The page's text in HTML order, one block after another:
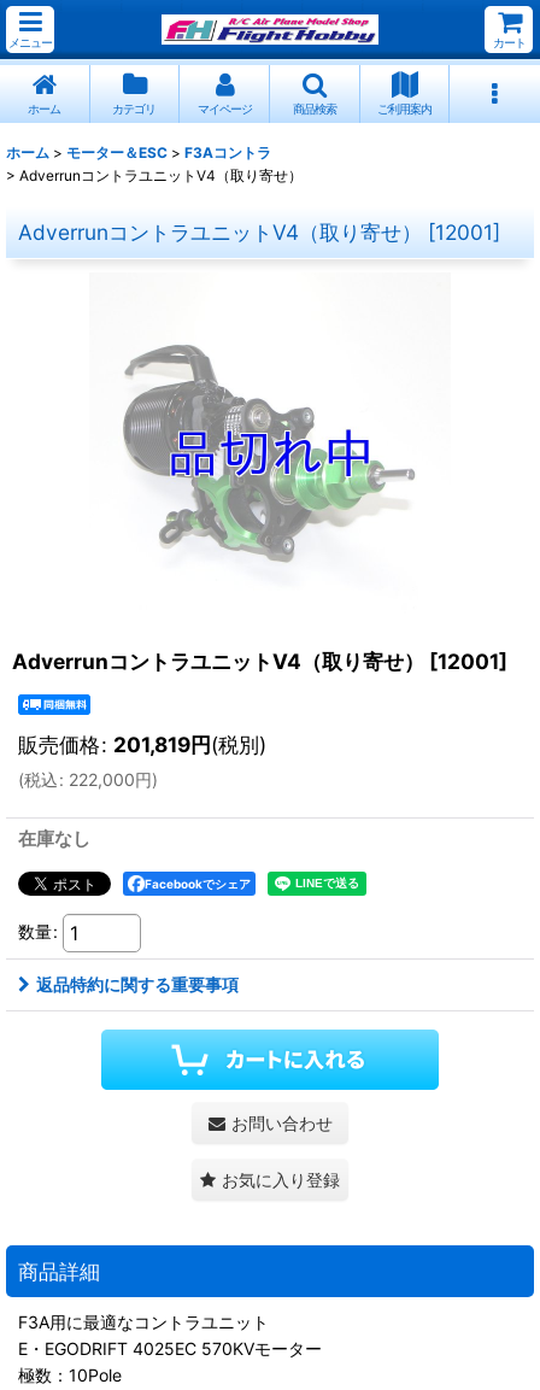
メニュー カート
ホーム カテゴリ マイページ 商品検索 ご利用案内
ホーム > モーター＆ESC > F3Aコントラ
> AdverrunコントラユニットV4（取り寄せ）
AdverrunコントラユニットV4（取り寄せ） [12001]
AdverrunコントラユニットV4（取り寄せ） [12001]
販売価格: 201,819円(税別)
(税込: 222,000円)
在庫なし
Facebookでシェア
数量:
返品特約に関する重要事項
お問い合わせ
お気に入り登録
商品詳細
F3A用に最適なコントラユニット
E・EGODRIFT 4025EC 570KVモーター
極数：10Pole